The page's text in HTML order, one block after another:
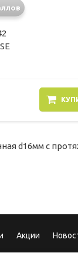
d16мм с
Акции